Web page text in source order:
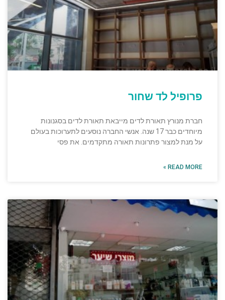
פרופיל לד שחור
חברת מנורץ תאורת לדים מייבאת תאורת לדים בסגנונות
מיוחדים כבר 17 שנה. אנשי החברה נוסעים לתערוכות בעולם
על מנת למצור פתרונות תאורה מתקדמים. את פסי
READ MORE »